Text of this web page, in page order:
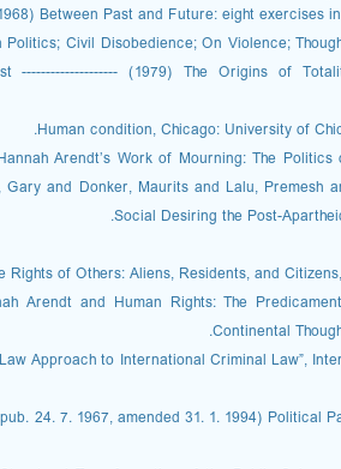
Between Past and Future: eight exercises
Lying in Politics; Civil Disobedience; On Violence;
-------------------- (1979) The Origins of
Arendt’s Work of Mourning: The
Gary and Donker, Maurits and Lalu, Premesh
Social Desiring the Post-
Rights of Others: Aliens, Residents, and
Arendt and Human Rights: The
Continental
Philosophy of Law Approach to International Criminal
24. 7. 1967, amended 31. 1. 1994) Political